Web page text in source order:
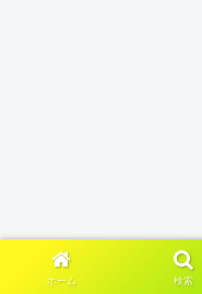
ホーム 検索